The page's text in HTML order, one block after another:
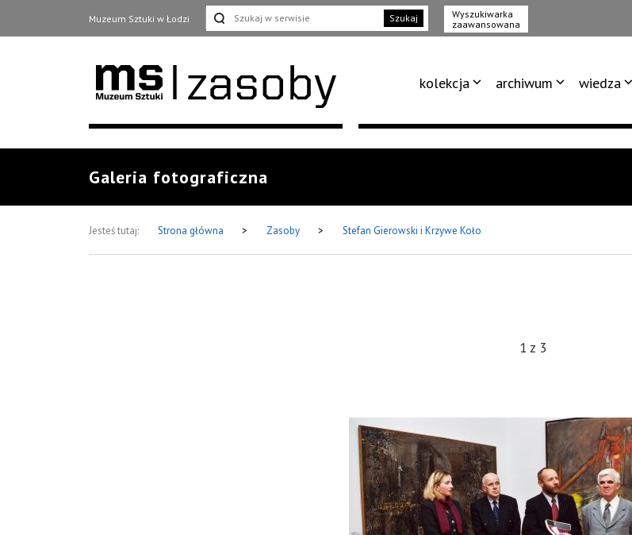
Muzeum Sztuki w Łodzi Szukaj
Wyszukiwarka
zaawansowana
kolekcja archiwum wiedza
Galeria fotograficzna
Jesteś tutaj: Strona główna > Zasoby > Stefan Gierowski i Krzywe Koło
1 z 3